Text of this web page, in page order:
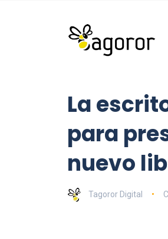
La
para
nuevo
Tagoror Digital